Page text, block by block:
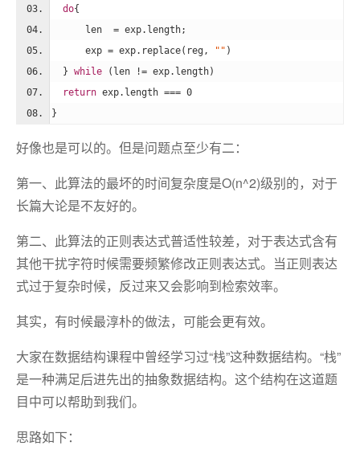
do{
      len  = exp.length;
      exp = exp.replace(reg,
"" )
  }
while (len != exp.length)
return exp.length === 0
}
好像也是可以的。但是问题点至少有二：
第一、此算法的最坏的时间复杂度是O(n^2)级别的，对于
长篇大论是不友好的。
第二、此算法的正则表达式普适性较差，对于表达式含有
其他干扰字符时候需要频繁修改正则表达式。当正则表达
式过于复杂时候，反过来又会影响到检索效率。
其实，有时候最淳朴的做法，可能会更有效。
大家在数据结构课程中曾经学习过“栈”这种数据结构。“栈”
是一种满足后进先出的抽象数据结构。这个结构在这道题
目中可以帮助到我们。
思路如下：